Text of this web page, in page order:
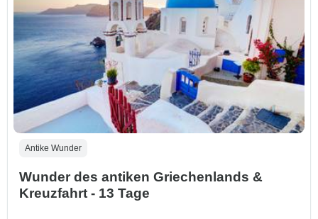
Antike Wunder
Wunder des antiken Griechenlands &
Kreuzfahrt - 13 Tage